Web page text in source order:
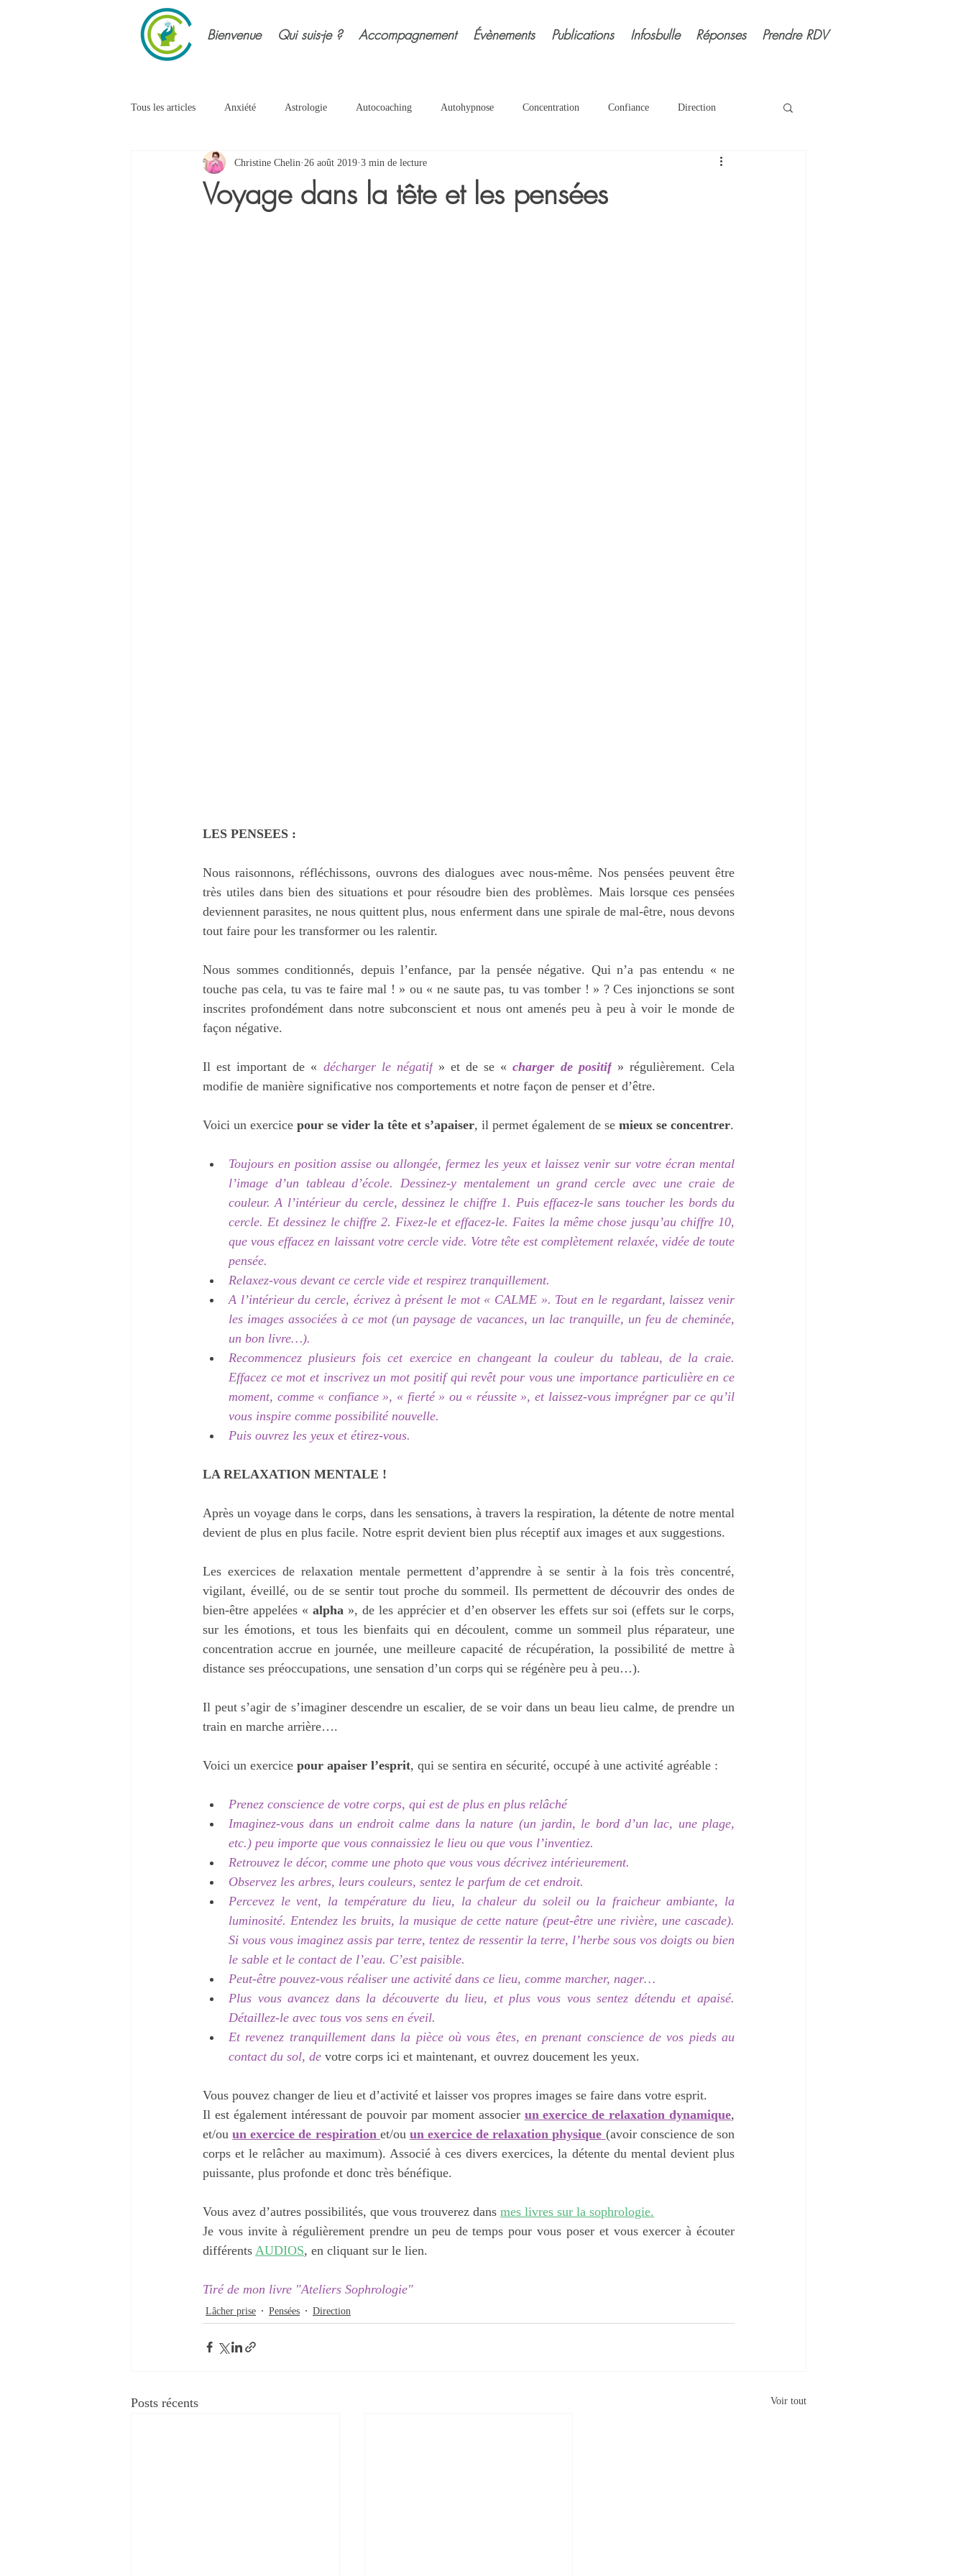
Bienvenue Qui suis-je ? Accompagnement Évènements Publications Infosbulle Réponses Prendre RDV
Tous les articles Anxiété Astrologie Autocoaching Autohypnose Concentration Confiance Direction
Emotions Energie Estime soi Evolution Instant présent
Voyage dans la tête et les pensées
Christine Chelin 26 août 2019 3 min de lecture
LES PENSEES :
Nous raisonnons, réfléchissons, ouvrons des dialogues avec nous-même. Nos pensées peuvent être
très utiles dans bien des situations et pour résoudre bien des problèmes. Mais lorsque ces pensées
deviennent parasites, ne nous quittent plus, nous enferment dans une spirale de mal-être, nous devons
tout faire pour les transformer ou les ralentir.
Nous sommes conditionnés, depuis l’enfance, par la pensée négative. Qui n’a pas entendu « ne
touche pas cela, tu vas te faire mal ! » ou « ne saute pas, tu vas tomber ! » ? Ces injonctions se sont
inscrites profondément dans notre subconscient et nous ont amenés peu à peu à voir le monde de
façon négative.
Il est important de « décharger le négatif » et de se « charger de positif » régulièrement. Cela
modifie de manière significative nos comportements et notre façon de penser et d’être.
Voici un exercice pour se vider la tête et s’apaiser, il permet également de se mieux se concentrer.
Toujours en position assise ou allongée, fermez les yeux et laissez venir sur votre écran mental
l’image d’un tableau d’école. Dessinez-y mentalement un grand cercle avec une craie de
couleur. A l’intérieur du cercle, dessinez le chiffre 1. Puis effacez-le sans toucher les bords du
cercle. Et dessinez le chiffre 2. Fixez-le et effacez-le. Faites la même chose jusqu’au chiffre 10,
que vous effacez en laissant votre cercle vide. Votre tête est complètement relaxée, vidée de toute
pensée.
Relaxez-vous devant ce cercle vide et respirez tranquillement.
A l’intérieur du cercle, écrivez à présent le mot « CALME ». Tout en le regardant, laissez venir
les images associées à ce mot (un paysage de vacances, un lac tranquille, un feu de cheminée,
un bon livre…).
Recommencez plusieurs fois cet exercice en changeant la couleur du tableau, de la craie.
Effacez ce mot et inscrivez un mot positif qui revêt pour vous une importance particulière en ce
moment, comme « confiance », « fierté » ou « réussite », et laissez-vous imprégner par ce qu’il
vous inspire comme possibilité nouvelle.
Puis ouvrez les yeux et étirez-vous.
LA RELAXATION MENTALE !
Après un voyage dans le corps, dans les sensations, à travers la respiration, la détente de notre mental
devient de plus en plus facile. Notre esprit devient bien plus réceptif aux images et aux suggestions.
Les exercices de relaxation mentale permettent d’apprendre à se sentir à la fois très concentré,
vigilant, éveillé, ou de se sentir tout proche du sommeil. Ils permettent de découvrir des ondes de
bien-être appelées « alpha », de les apprécier et d’en observer les effets sur soi (effets sur le corps,
sur les émotions, et tous les bienfaits qui en découlent, comme un sommeil plus réparateur, une
concentration accrue en journée, une meilleure capacité de récupération, la possibilité de mettre à
distance ses préoccupations, une sensation d’un corps qui se régénère peu à peu…).
Il peut s’agir de s’imaginer descendre un escalier, de se voir dans un beau lieu calme, de prendre un
train en marche arrière….
Voici un exercice pour apaiser l’esprit, qui se sentira en sécurité, occupé à une activité agréable :
Prenez conscience de votre corps, qui est de plus en plus relâché
Imaginez-vous dans un endroit calme dans la nature (un jardin, le bord d’un lac, une plage,
etc.) peu importe que vous connaissiez le lieu ou que vous l’inventiez.
Retrouvez le décor, comme une photo que vous vous décrivez intérieurement.
Observez les arbres, leurs couleurs, sentez le parfum de cet endroit.
Percevez le vent, la température du lieu, la chaleur du soleil ou la fraicheur ambiante, la
luminosité. Entendez les bruits, la musique de cette nature (peut-être une rivière, une cascade).
Si vous vous imaginez assis par terre, tentez de ressentir la terre, l’herbe sous vos doigts ou bien
le sable et le contact de l’eau. C’est paisible.
Peut-être pouvez-vous réaliser une activité dans ce lieu, comme marcher, nager…
Plus vous avancez dans la découverte du lieu, et plus vous vous sentez détendu et apaisé.
Détaillez-le avec tous vos sens en éveil.
Et revenez tranquillement dans la pièce où vous êtes, en prenant conscience de vos pieds au
contact du sol, de votre corps ici et maintenant, et ouvrez doucement les yeux.
Vous pouvez changer de lieu et d’activité et laisser vos propres images se faire dans votre esprit.
Il est également intéressant de pouvoir par moment associer un exercice de relaxation dynamique,
et/ou un exercice de respiration et/ou un exercice de relaxation physique (avoir conscience de son
corps et le relâcher au maximum). Associé à ces divers exercices, la détente du mental devient plus
puissante, plus profonde et donc très bénéfique.
Vous avez d’autres possibilités, que vous trouverez dans mes livres sur la sophrologie.
Je vous invite à régulièrement prendre un peu de temps pour vous poser et vous exercer à écouter
différents AUDIOS, en cliquant sur le lien.
Tiré de mon livre "Ateliers Sophrologie"
Lâcher prise Pensées Direction
Posts récents Voir tout